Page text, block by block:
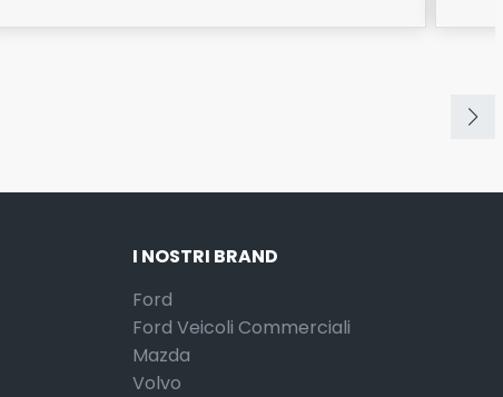
I NOSTRI BRAND
Ford
Ford Veicoli Commerciali
Mazda
Volvo